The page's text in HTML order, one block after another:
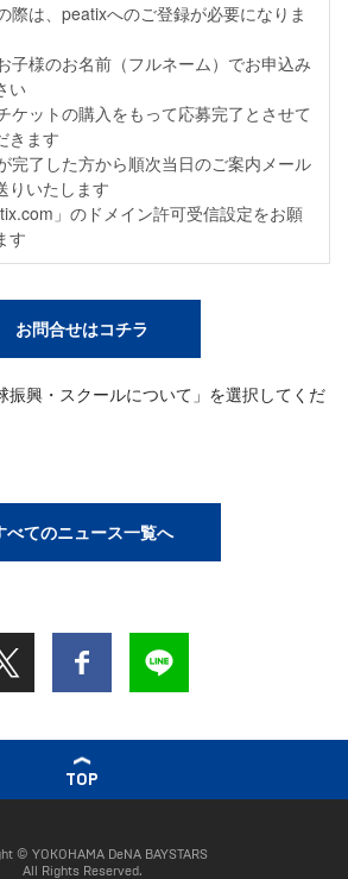
際は、peatixへのご登録が必要になりま
子様のお名前（フルネーム）でお申込み
い
ケットの購入をもって応募完了とさせて
きます
完了した方から順次当日のご案内メール
りいたします
」のドメイン許可受信設定をお願
す
お問合せはコチラ
振興・スクールについて」を選択してくだ
べてのニュース一覧へ
TOP
© YOKOHAMA DeNA BAYSTARS
All Rights Reserved.